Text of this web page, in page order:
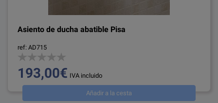
Asiento de ducha abatible Pisa
ref: AD715
193,00€ IVA incluido
Añadir a la cesta